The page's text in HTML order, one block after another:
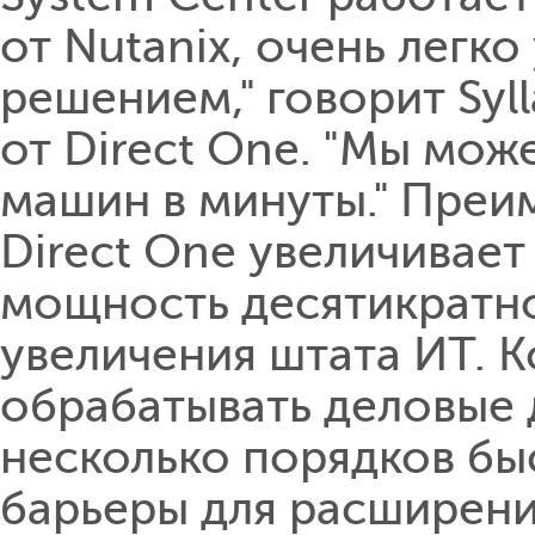
от Nutanix, очень
решением," говорит
от Direct One. "Мы
машин в минуты."
Direct One
мощность
увеличения штата ИТ.
обрабатывать
несколько порядков
барьеры для